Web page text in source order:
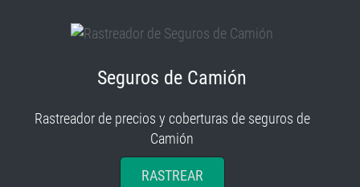
Seguros de Camión
Rastreador de precios y coberturas de seguros de
Camión
RASTREAR